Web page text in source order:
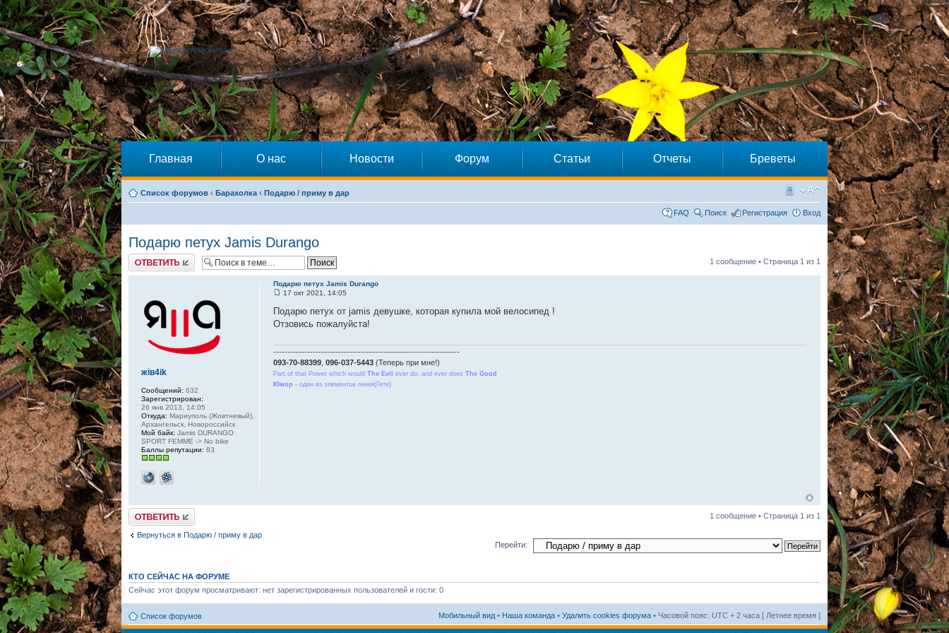
Главная О нас Новости Форум Статьи Отчеты Бреветы
Список форумов ‹ Барахолка ‹ Подарю / приму в дар
FAQ Поиск Регистрация Вход
Подарю петух Jamis Durango
Ответить 1 сообщение • Страница 1 из 1
Подарю петух Jamis Durango
17 окт 2021, 14:05
Подарю петух от jamis девушке, которая купила мой велосипед !
Отзовись пожалуйста!
------------------------------------------------------------------
093-70-88399 096-037-5443 (Теперь при мне!)
Part of that Power which would The Evil ever do, and ever does The Good
Юмор - один из элементов гения(Гете)
жiв4ik
Сообщений: 632
Зарегистрирован:
26 янв 2013, 14:05
Откуда: Мариуполь (Жовтневый),
Архангельск, Новороссийск
Мой байк: Jamis DURANGO
SPORT FEMME -> No bike
Баллы репутации: 83
Ответить 1 сообщение • Страница 1 из 1
Вернуться в Подарю / приму в дар
Перейти:
КТО СЕЙЧАС НА ФОРУМЕ
Сейчас этот форум просматривают: нет зарегистрированных пользователей и гости: 0
Список форумов Мобильный вид • Наша команда • Удалить cookies форума • Часовой пояс: UTC + 2 часа [ Летнее время ]